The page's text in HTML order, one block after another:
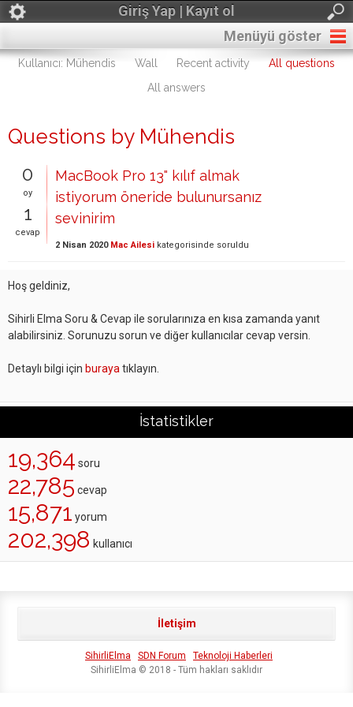
Giriş Yap | Kayıt ol
Menüyü göster
Kullanıcı: Mühendis Wall Recent activity
All questions
All answers
Questions by Mühendis
0
oy
1
cevap
MacBook Pro 13" kılıf almak
istiyorum öneride bulunursanız
sevinirim
2 Nisan 2020 Mac Ailesi kategorisinde soruldu
Hoş geldiniz,
Sihirli Elma Soru & Cevap ile sorularınıza en kısa zamanda yanıt
alabilirsiniz. Sorunuzu sorun ve diğer kullanıcılar cevap versin.
Detaylı bilgi için buraya tıklayın.
İstatistikler
19,364 soru
22,785 cevap
15,871 yorum
202,398 kullanıcı
İletişim
SihirliElma SDN Forum
Teknoloji Haberleri
SihirliElma © 2018 - Tüm hakları saklıdır